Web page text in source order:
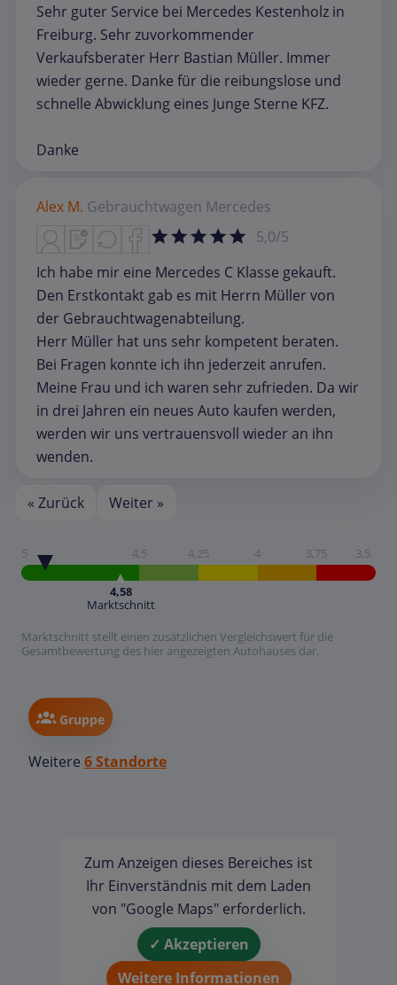
Sehr guter Service bei Mercedes Kestenholz in
Freiburg. Sehr zuvorkommender
Verkaufsberater Herr Bastian Müller. Immer
wieder gerne. Danke für die reibungslose und
schnelle Abwicklung eines Junge Sterne KFZ.
Danke
Alex M. Gebrauchtwagen Mercedes
5,0/5
Ich habe mir eine Mercedes C Klasse gekauft.
Den Erstkontakt gab es mit Herrn Müller von
der Gebrauchtwagenabteilung.
Herr Müller hat uns sehr kompetent beraten.
Bei Fragen konnte ich ihn jederzeit anrufen.
Meine Frau und ich waren sehr zufrieden. Da wir
in drei Jahren ein neues Auto kaufen werden,
werden wir uns vertrauensvoll wieder an ihn
wenden.
« Zurück Weiter »
5 4,5 4,25 4 3,75 3,5
4,58
Marktschnitt
Marktschnitt stellt einen zusätzlichen Vergleichswert für die
Gesamtbewertung des hier angezeigten Autohauses dar.
Gruppe
Weitere 6 Standorte
Zum Anzeigen dieses Bereiches ist
Ihr Einverständnis mit dem Laden
von "Google Maps" erforderlich.
✓ Akzeptieren
Weitere Informationen